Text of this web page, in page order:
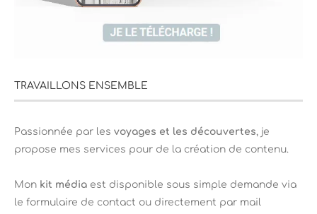
TRAVAILLONS ENSEMBLE
Passionnée par les voyages et les découvertes, je
propose mes services pour de la création de contenu.
Mon kit média est disponible sous simple demande via
le formulaire de contact ou directement par mail